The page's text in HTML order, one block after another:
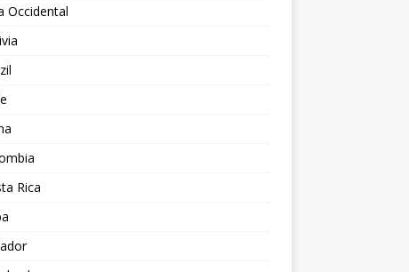
Occidental
Rica